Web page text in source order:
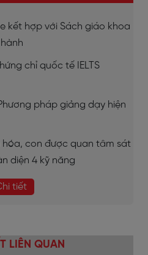
kết hợp với Sách giáo khoa
chỉ quốc tế IELTS
pháp giảng dạy hiện
hóa, con được quan tâm sát
diện 4 kỹ năng
tiết
LIÊN QUAN